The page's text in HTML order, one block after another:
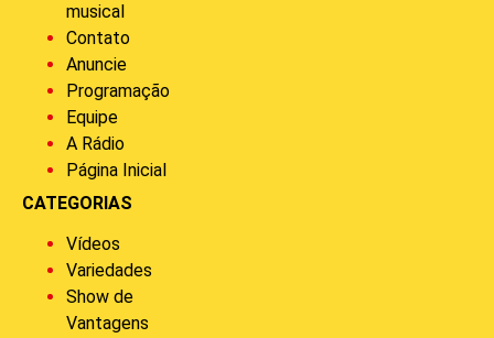
musical
Contato
Anuncie
Programação
Equipe
A Rádio
Página Inicial
CATEGORIAS
Vídeos
Variedades
Show de
Vantagens